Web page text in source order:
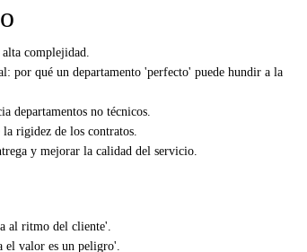
complejidad.
por qué un departamento 'perfecto' puede hundir a la
departamentos no técnicos.
rigidez de los contratos.
y mejorar la calidad del servicio.
al ritmo del cliente'.
el valor es un peligro'.